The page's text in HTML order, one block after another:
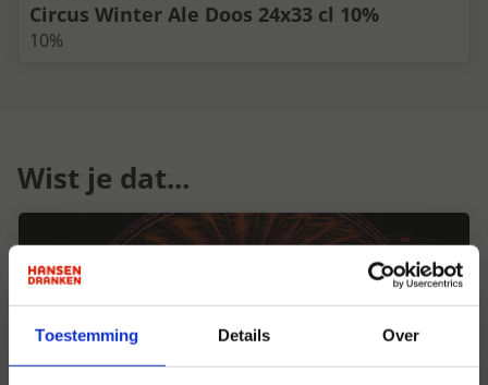
Toestemming Details Over
Circus Winter Ale Doos 24x33 cl 10%
10%
Wist je dat...